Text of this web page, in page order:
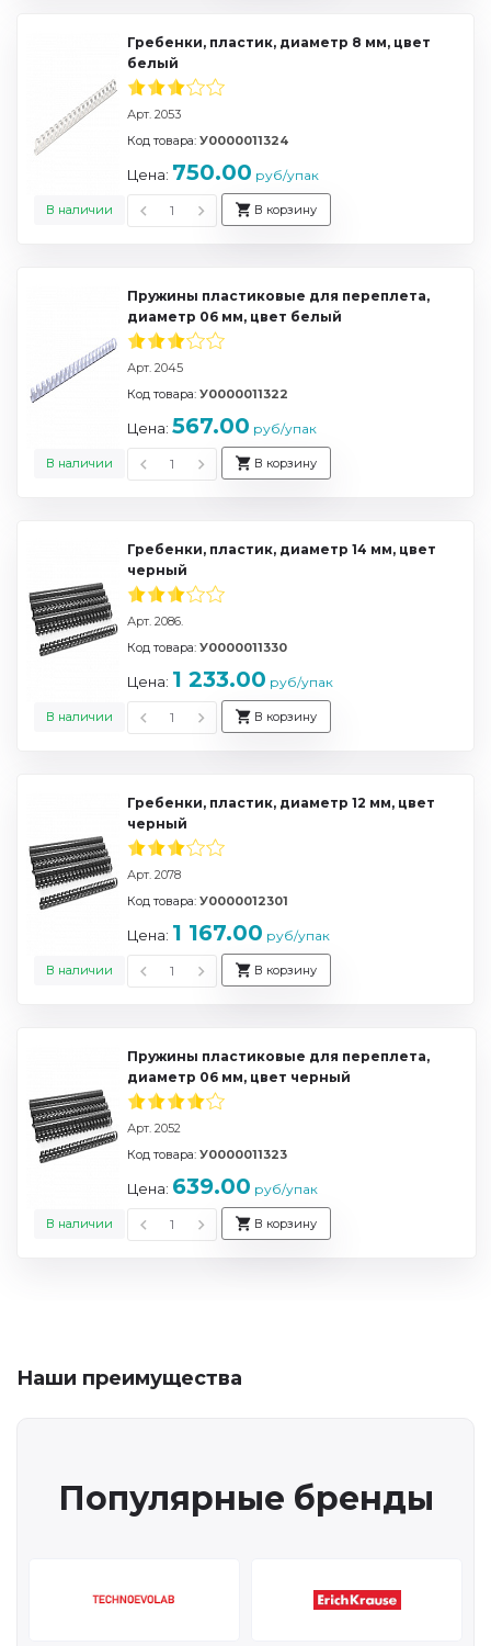
Гребенки, пластик, диаметр 8 мм, цвет
белый
Арт. 2053
В наличии
Код товара: У0000011324
Цена: 750.00 руб/упак
В корзину
Пружины пластиковые для переплета,
диаметр 06 мм, цвет белый
Арт. 2045
В наличии
Код товара: У0000011322
Цена: 567.00 руб/упак
В корзину
Гребенки, пластик, диаметр 14 мм, цвет
черный
Арт. 2086.
В наличии
Код товара: У0000011330
Цена: 1 233.00 руб/упак
В корзину
Гребенки, пластик, диаметр 12 мм, цвет
черный
Арт. 2078
В наличии
Код товара: У0000012301
Цена: 1 167.00 руб/упак
В корзину
Пружины пластиковые для переплета,
диаметр 06 мм, цвет черный
Арт. 2052
В наличии
Код товара: У0000011323
Цена: 639.00 руб/упак
В корзину
Наши преимущества
Популярные бренды